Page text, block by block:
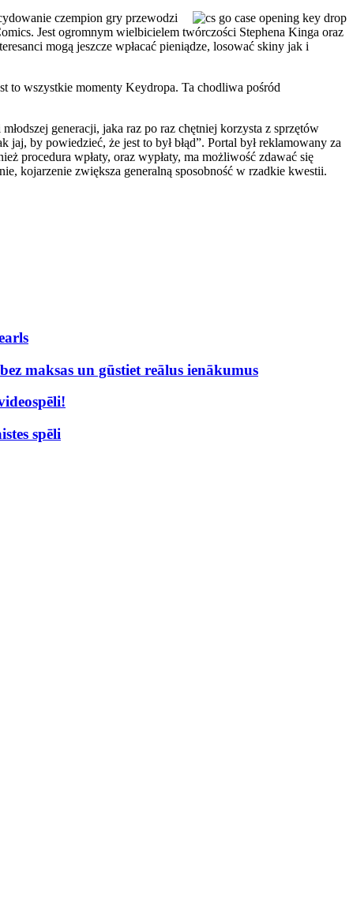
czempion gry przewodzi
Jest ogromnym wielbicielem twórczości Stephena Kinga oraz
mogą jeszcze wpłacać pieniądze, losować skiny jak i
to wszystkie momenty Keydropa. Ta chodliwa pośród
generacji, jaka raz po raz chętniej korzysta z sprzętów
by powiedzieć, że jest to był błąd”. Portal był reklamowany za
procedura wpłaty, oraz wypłaty, ma możliwość zdawać się
kojarzenie zwiększa generalną sposobność w rzadkie kwestii.
maksas un gūstiet reālus ienākumus
spēli